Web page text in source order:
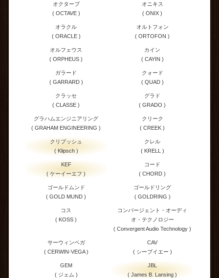
オクターブ
( OCTAVE )
オニキス
( ONIX )
オラクル
( ORACLE )
オルトフォン
( ORTOFON )
オルフェウス
( ORPHEUS )
カイン
( CAYIN )
ガラード
( GARRARD )
クォード
( QUAD )
クラッセ
( CLASSE )
グラド
( GRADO )
グラハムエンジニアリング
( GRAHAM ENGINEERING )
クリーク
( CREEK )
クリプッシュ
( Klipsch )
クレル
( KRELL )
KEF
( ケーイーエフ )
コード
( CHORD )
ゴールドムンド
( GOLD MUND )
ゴールドリング
( GOLDRING )
コス
( KOSS )
コンバージェント・オーディ
オ・テクノロジー
( Convergent Audio Technology )
サーウィンベガ
( CERWIN-VEGA )
CAV
( シーブイエー )
GEM
( ジェム )
JBL
( James B. Lansing )